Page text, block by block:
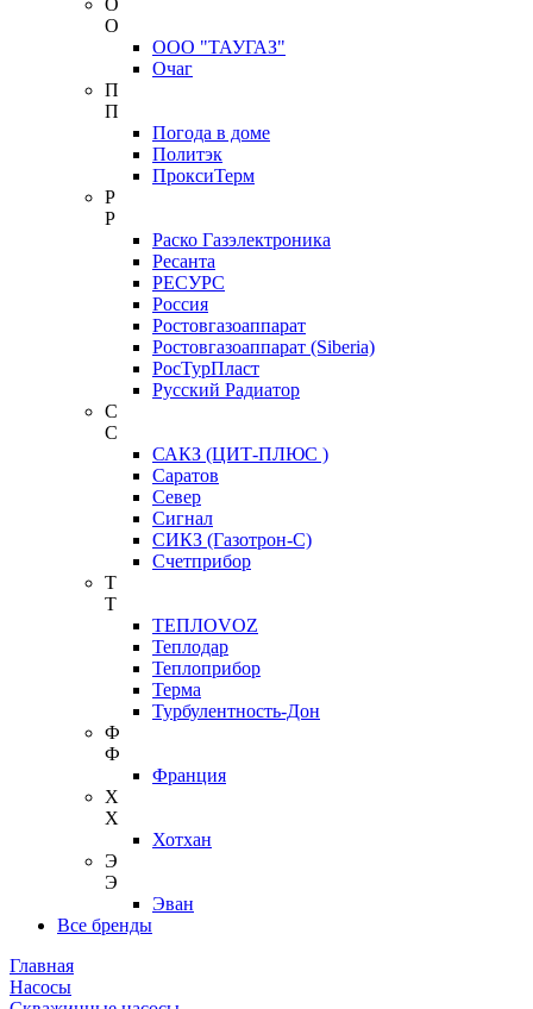
О
О
ООО "ТАУГАЗ"
Очаг
П
П
Погода в доме
Политэк
ПроксиТерм
Р
Р
Раско Газэлектроника
Ресанта
РЕСУРС
Россия
Ростовгазоаппарат
Ростовгазоаппарат (Siberia)
РосТурПласт
Русский Радиатор
С
С
САКЗ (ЦИТ-ПЛЮС )
Саратов
Север
Сигнал
СИКЗ (Газотрон-С)
Счетприбор
Т
Т
ТЕПЛОVOZ
Теплодар
Теплоприбор
Терма
Турбулентность-Дон
Ф
Ф
Франция
Х
Х
Хотхан
Э
Э
Эван
Все бренды
Главная
Насосы